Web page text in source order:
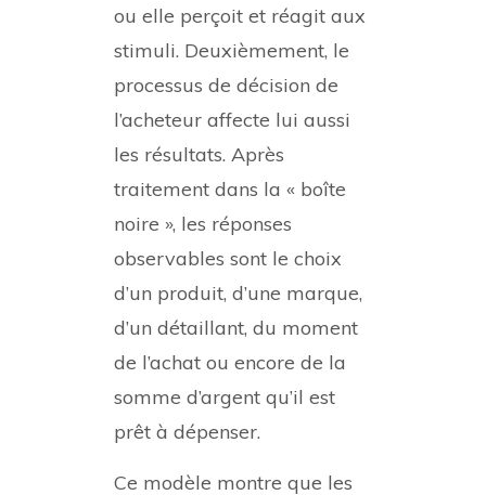
ou elle perçoit et réagit aux
stimuli. Deuxièmement, le
processus de décision de
l’acheteur affecte lui aussi
les résultats. Après
traitement dans la « boîte
noire », les réponses
observables sont le choix
d’un produit, d’une marque,
d’un détaillant, du moment
de l’achat ou encore de la
somme d’argent qu’il est
prêt à dépenser.
Ce modèle montre que les